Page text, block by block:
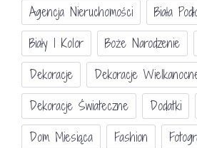
Agencja Nieruchomości Biała
Biały I Kolor
Boże Narodzenie
Dekoracje
Dekoracje
Dekoracje Świateczne
Dodatki
Dom Miesiąca
Fashion